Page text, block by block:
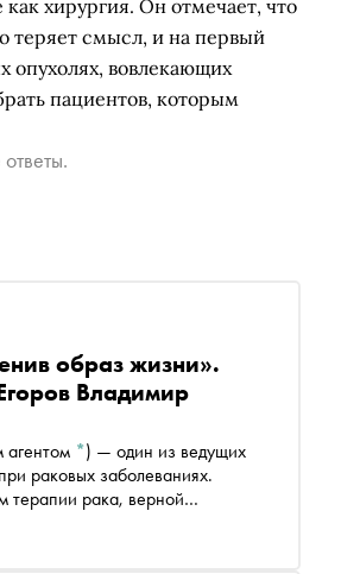
хирургия. Он отмечает, что
теряет смысл, и на первый
опухолях, вовлекающих
пациентов, которым
образ жизни».
Владимир
агентом *)
раковых заболеваниях.
терапии рака, верной